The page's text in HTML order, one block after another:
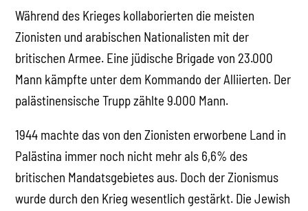
Während des Krieges kollaborierten die meisten
Zionisten und arabischen Nationalisten mit der
britischen Armee. Eine jüdische Brigade von 23.000
Mann kämpfte unter dem Kommando der Alliierten. Der
palästinensische Trupp zählte 9.000 Mann.
1944 machte das von den Zionisten erworbene Land in
Palästina immer noch nicht mehr als 6,6% des
britischen Mandatsgebietes aus. Doch der Zionismus
wurde durch den Krieg wesentlich gestärkt. Die Jewish